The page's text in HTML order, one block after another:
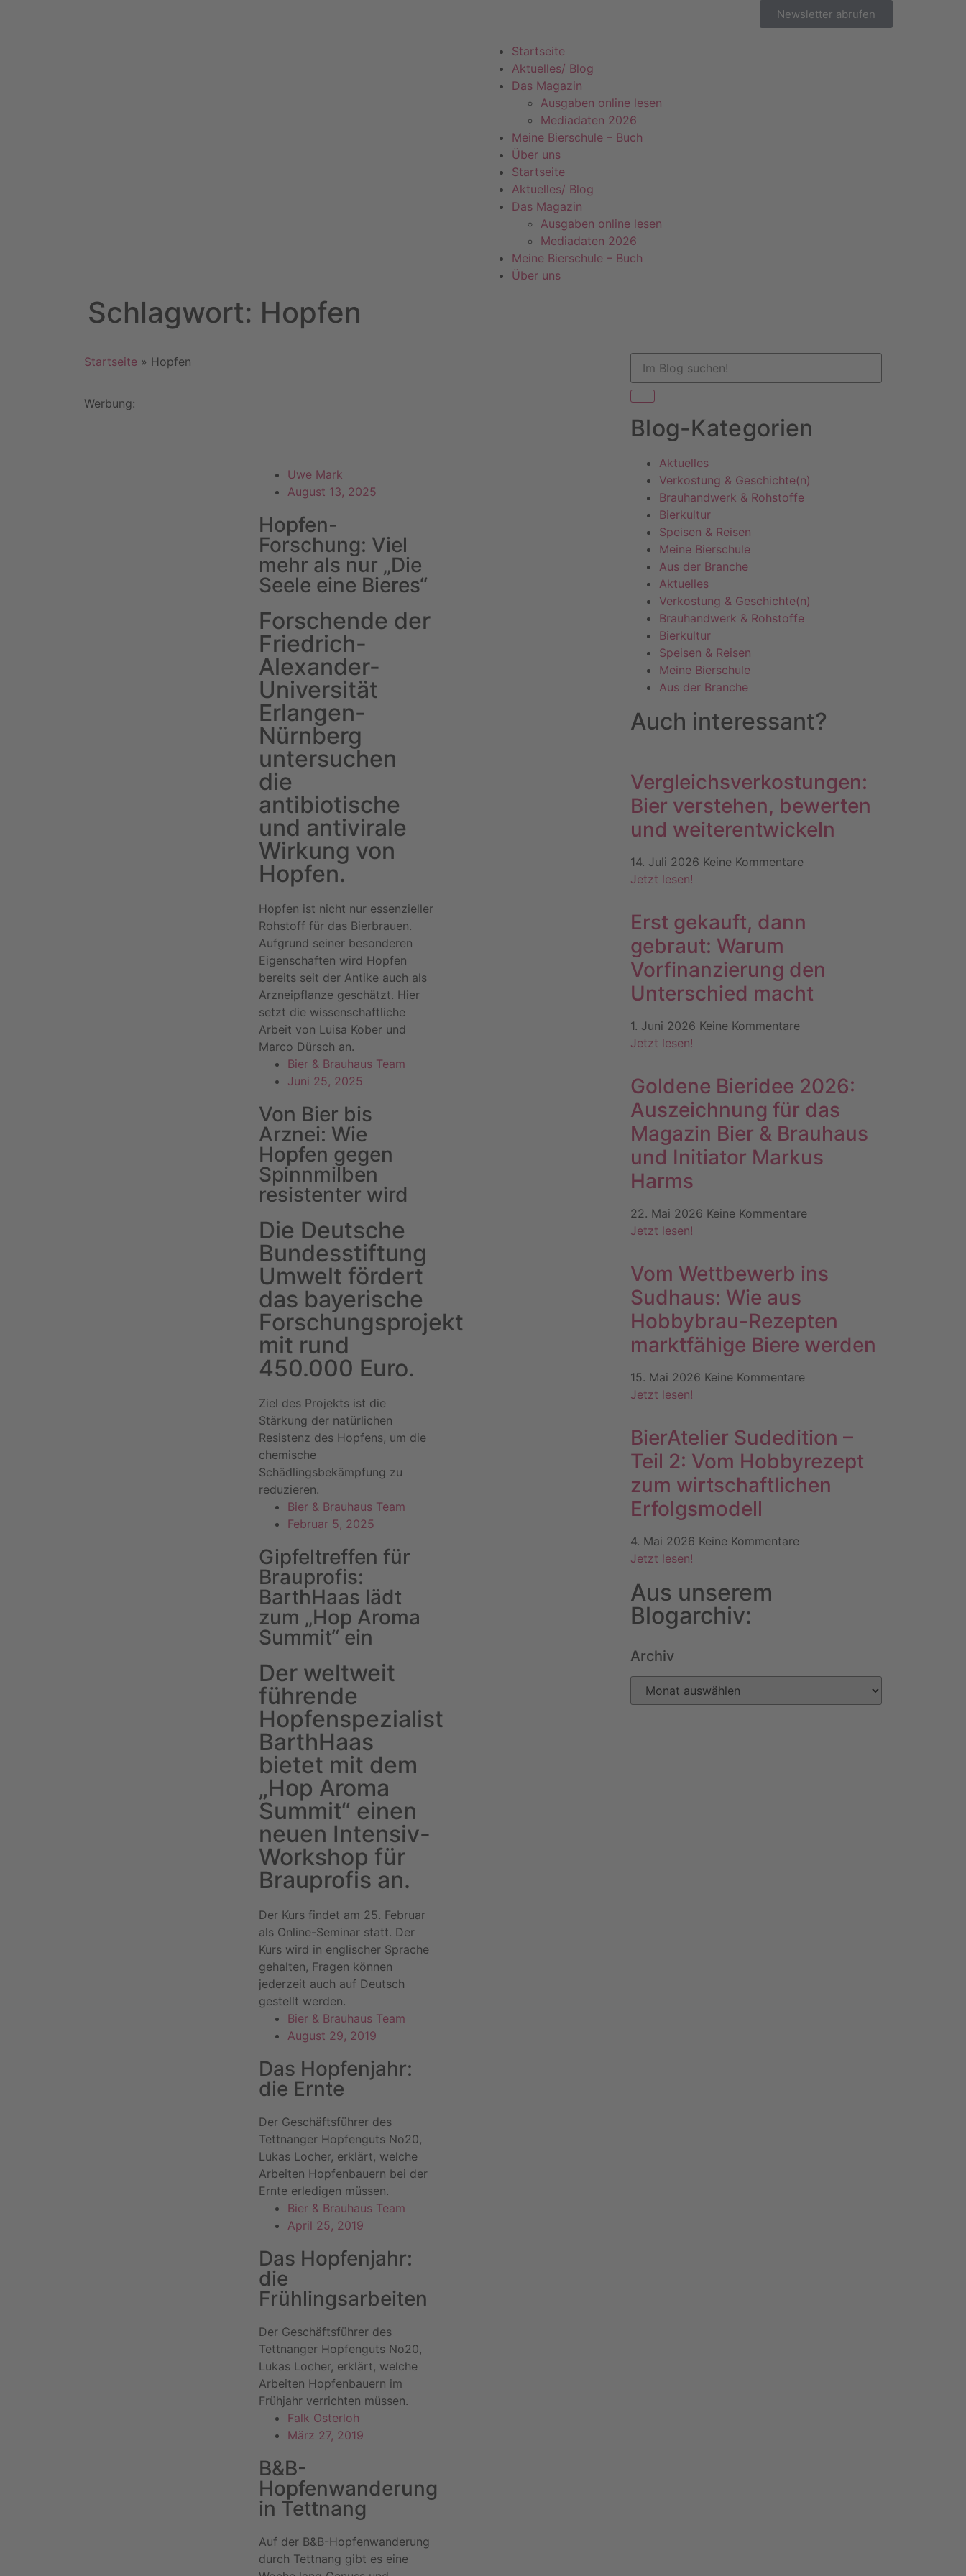
Newsletter abrufen
Startseite
Aktuelles/ Blog
Das Magazin
Ausgaben online lesen
Mediadaten 2026
Meine Bierschule – Buch
Über uns
Startseite
Aktuelles/ Blog
Das Magazin
Ausgaben online lesen
Mediadaten 2026
Meine Bierschule – Buch
Über uns
Schlagwort: Hopfen
Startseite » Hopfen
Werbung:
Uwe Mark
August 13, 2025
Hopfen-
Forschung: Viel
mehr als nur „Die
Seele eine Bieres“
Forschende der
Friedrich-
Alexander-
Universität
Erlangen-
Nürnberg
untersuchen
die
antibiotische
und antivirale
Wirkung von
Hopfen.
Hopfen ist nicht nur essenzieller
Rohstoff für das Bierbrauen.
Aufgrund seiner besonderen
Eigenschaften wird Hopfen
bereits seit der Antike auch als
Arzneipflanze geschätzt. Hier
setzt die wissenschaftliche
Arbeit von Luisa Kober und
Marco Dürsch an.
Bier & Brauhaus Team
Juni 25, 2025
Von Bier bis
Arznei: Wie
Hopfen gegen
Spinnmilben
resistenter wird
Die Deutsche
Bundesstiftung
Umwelt fördert
das bayerische
Forschungsprojekt
mit rund
450.000 Euro.
Ziel des Projekts ist die
Stärkung der natürlichen
Resistenz des Hopfens, um die
chemische
Schädlingsbekämpfung zu
reduzieren.
Bier & Brauhaus Team
Februar 5, 2025
Gipfeltreffen für
Brauprofis:
BarthHaas lädt
zum „Hop Aroma
Summit“ ein
Der weltweit
führende
Hopfenspezialist
BarthHaas
bietet mit dem
„Hop Aroma
Summit“ einen
neuen Intensiv-
Workshop für
Brauprofis an.
Der Kurs findet am 25. Februar
als Online-Seminar statt. Der
Kurs wird in englischer Sprache
gehalten, Fragen können
jederzeit auch auf Deutsch
gestellt werden.
Bier & Brauhaus Team
August 29, 2019
Das Hopfenjahr:
die Ernte
Der Geschäftsführer des
Tettnanger Hopfenguts No20,
Lukas Locher, erklärt, welche
Arbeiten Hopfenbauern bei der
Ernte erledigen müssen.
Bier & Brauhaus Team
April 25, 2019
Das Hopfenjahr:
die
Frühlingsarbeiten
Der Geschäftsführer des
Tettnanger Hopfenguts No20,
Lukas Locher, erklärt, welche
Arbeiten Hopfenbauern im
Frühjahr verrichten müssen.
Falk Osterloh
März 27, 2019
B&B-
Hopfenwanderung
in Tettnang
Auf der B&B-Hopfenwanderung
durch Tettnang gibt es eine
Blog-Kategorien
Aktuelles
Verkostung & Geschichte(n)
Brauhandwerk & Rohstoffe
Bierkultur
Speisen & Reisen
Meine Bierschule
Aus der Branche
Aktuelles
Verkostung & Geschichte(n)
Brauhandwerk & Rohstoffe
Bierkultur
Speisen & Reisen
Meine Bierschule
Aus der Branche
Auch interessant?
Vergleichsverkostungen:
Bier verstehen, bewerten
und weiterentwickeln
14. Juli 2026 Keine Kommentare
Jetzt lesen!
Erst gekauft, dann
gebraut: Warum
Vorfinanzierung den
Unterschied macht
1. Juni 2026 Keine Kommentare
Jetzt lesen!
Goldene Bieridee 2026:
Auszeichnung für das
Magazin Bier & Brauhaus
und Initiator Markus
Harms
22. Mai 2026 Keine Kommentare
Jetzt lesen!
Vom Wettbewerb ins
Sudhaus: Wie aus
Hobbybrau-Rezepten
marktfähige Biere werden
15. Mai 2026 Keine Kommentare
Jetzt lesen!
BierAtelier Sudedition –
Teil 2: Vom Hobbyrezept
zum wirtschaftlichen
Erfolgsmodell
4. Mai 2026 Keine Kommentare
Jetzt lesen!
Aus unserem
Blogarchiv:
Archiv